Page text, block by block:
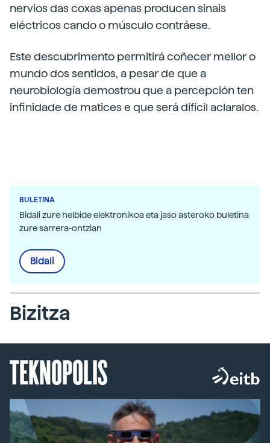
nervios das coxas apenas producen sinais
eléctricos cando o músculo contráese.
Este descubrimento permitirá coñecer mellor o
mundo dos sentidos, a pesar de que a
neurobiología demostrou que a percepción ten
infinidade de matices e que será difícil aclaralos.
BULETINA
Bidali zure helbide elektronikoa eta jaso asteroko buletina
zure sarrera-ontzian
Bidali
Bizitza
TEKNOPOLIS